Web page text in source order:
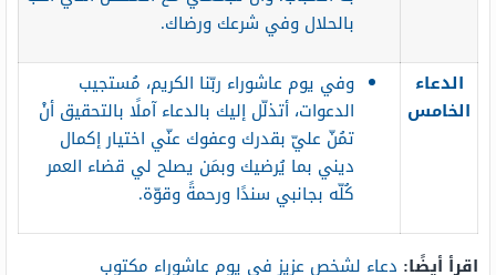
بالحلال وفي شرعك ورضاك.
الدعاء
الخامس
وفي يوم عاشوراء ربّنا الكريم، مُستجيب
الدعوات، أتذلّل إليك بالدعاء آملًا بالتحقيق أنْ
تمُنّ عليّ بقدرك وعفوك عنّي اختيار إكمال
ديني بما يُرضيك وبمَن يصلح لي قضاء العمر
كُلّه بجانبي سندًا ورحمةً وقوّة.
اقرأ أيضًا: دعاء لشخص عزيز في يوم عاشوراء مكتوب